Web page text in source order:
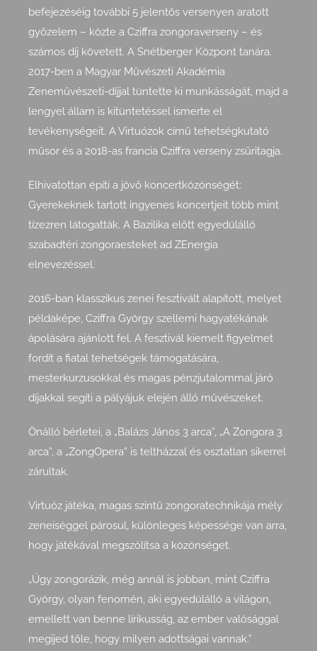
befejezéséig további 5 jelentős versenyen aratott
győzelem – közte a Cziffra zongoraverseny – és
számos díj követett. A Snétberger Központ tanára.
2017-ben a Magyar Művészeti Akadémia
Zeneművészeti-díjjal tüntette ki munkásságát, majd a
lengyel állam is kitüntetéssel ismerte el
tevékenységeit. A Virtuózok című tehetségkutató
műsor és a 2018-as francia Cziffra verseny zsűritagja.
Elhivatottan építi a jövő koncertközönségét:
Gyerekeknek tartott ingyenes koncertjeit több mint
tízezren látogatták. A Bazilika előtt egyedülálló
szabadtéri zongoraesteket ad ZEnergia
elnevezéssel.
2016-ban klasszikus zenei fesztivált alapított, melyet
példaképe, Cziffra György szellemi hagyatékának
ápolására ajánlott fel. A fesztivál kiemelt figyelmet
fordít a fiatal tehetségek támogatására,
mesterkurzusokkal és magas pénzjutalommal járó
díjakkal segíti a pályájuk elején álló művészeket.
Önálló bérletei, a „Balázs János 3 arca”, „A Zongora 3
arca”, a „ZongOpera” is teltházzal és osztatlan sikerrel
zárultak.
Virtuóz játéka, magas szintű zongoratechnikája mély
zeneiséggel párosul, különleges képessége van arra,
hogy játékával megszólítsa a közönséget.
„Úgy zongorázik, még annál is jobban, mint Cziffra
György, olyan fenomén, aki egyedülálló a világon,
emellett van benne lírikusság, az ember valósággal
megijed tőle, hogy milyen adottságai vannak.”